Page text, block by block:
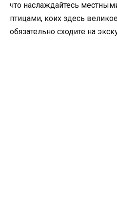
что наслаждайтесь
птицами, коих здесь
обязательно сходите на